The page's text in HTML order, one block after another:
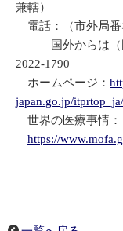
兼轄）
電話：（市外局番
国外からは（国
2022-1790
ホームページ：
japan.go.jp/
世界の医療事情：
https://